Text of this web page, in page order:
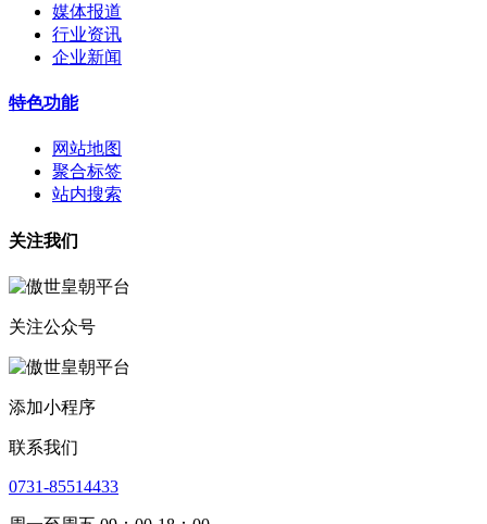
媒体报道
行业资讯
企业新闻
特色功能
网站地图
聚合标签
站内搜索
关注我们
关注公众号
添加小程序
联系我们
0731-85514433